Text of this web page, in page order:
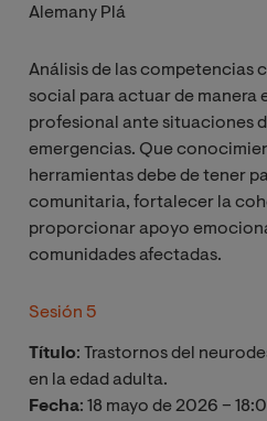
Alemany Plá
Análisis de las competencias
social para actuar de manera
profesional ante situaciones
emergencias. Que
herramientas debe de tener
comunitaria, fortalecer la
proporcionar apoyo
comunidades afectadas.
Sesión 5
Título: Trastornos del
en la edad adulta.
Fecha: 18 mayo de 2026 –